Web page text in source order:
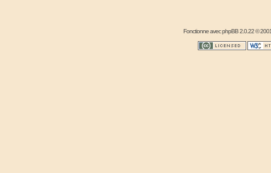
Fonctionne avecphpBB2.0.22 ©